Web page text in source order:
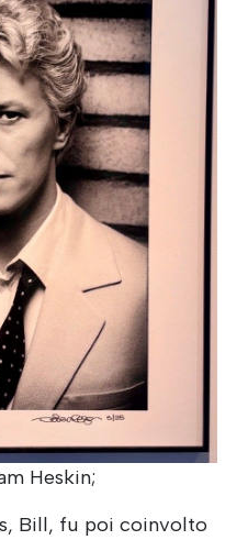
Heskin;
Bill, fu poi coinvolto